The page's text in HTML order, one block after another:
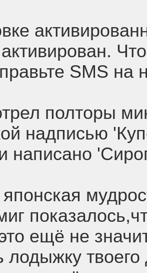
SMS на
полторы
надписью
написано
ещё не
лодыжку